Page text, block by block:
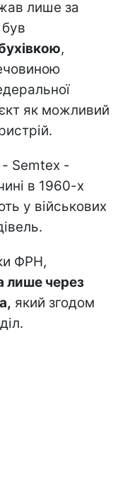
лише за
,
як можливий
- Semtex -
в 1960-х
у військових
ФРН,
лише через
який згодом